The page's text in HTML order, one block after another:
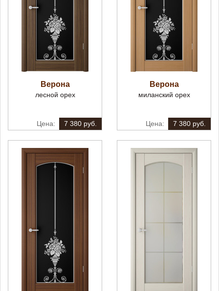
Верона
лесной орех
7 380 руб.
Верона
миланский орех
7 380 руб.